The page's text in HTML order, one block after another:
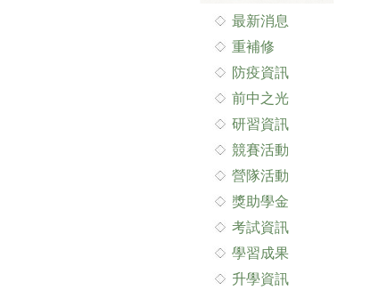
最新消息
重補修
防疫資訊
前中之光
研習資訊
競賽活動
營隊活動
獎助學金
考試資訊
學習成果
升學資訊